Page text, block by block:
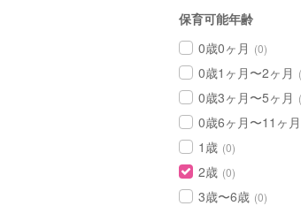
保育可能年齢
0歳0ヶ月 (0)
0歳1ヶ月〜2ヶ月
0歳3ヶ月〜5ヶ月
0歳6ヶ月〜11ヶ月
1歳 (0)
2歳 (0)
3歳〜6歳 (0)